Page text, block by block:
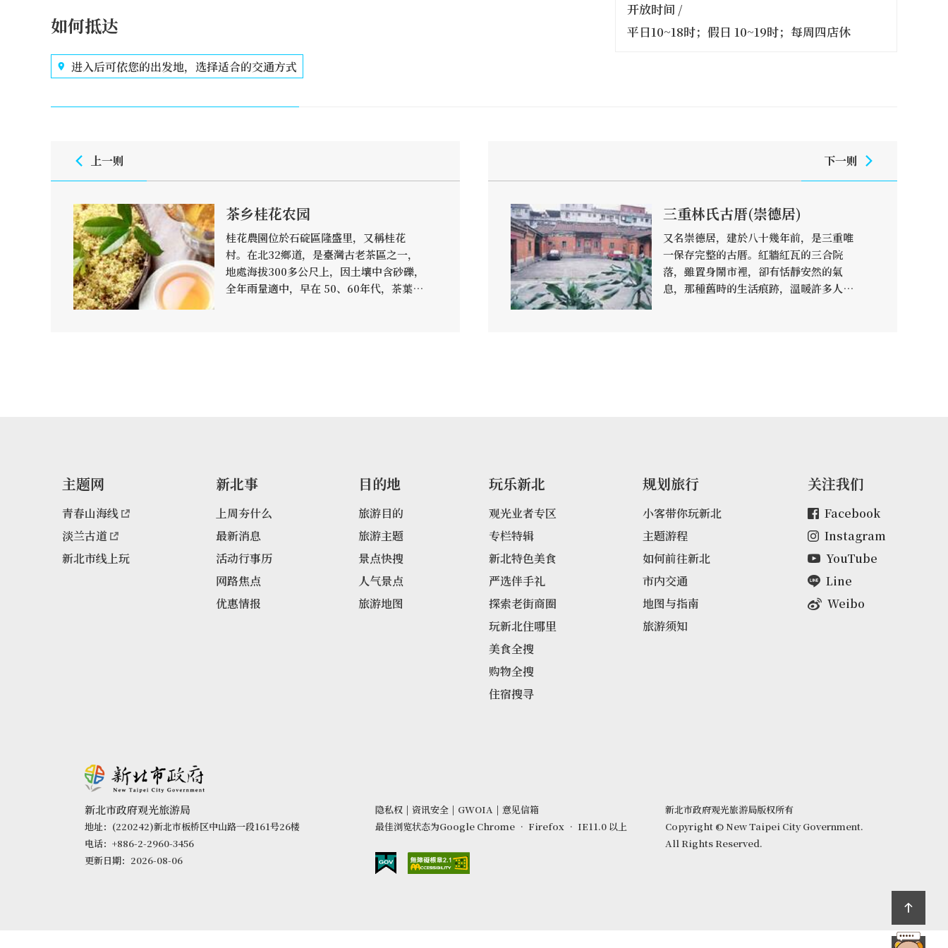
如何抵达
进入后可依您的出发地，选择适合的交通方式
开放时间 /
平日10~18时；假日 10~19时；每周四店休
上一则
茶乡桂花农园
桂花農園位於石碇區隆盛里，又稱桂花
村。在北32鄉道，是臺灣古老茶區之一，
地處海拔300多公尺上，因土壤中含砂礫，
全年雨量適中，早在 50、60年代，茶葉興
前桂花農園除了飲食、品茗之外，還規劃
設置了桂花巷、百年桂花步道。
下一则
三重林氏古厝(崇德居)
又名崇德居，建於八十幾年前，是三重唯
一保存完整的古厝。紅牆紅瓦的三合院
落，雖置身鬧市裡，卻有恬靜安然的氣
息，那種舊時的生活痕跡，溫暖許多人的
主题网
青春山海线
淡兰古道
新北市线上玩
新北事
上周夯什么
最新消息
活动行事历
网路焦点
优惠情报
目的地
旅游目的
旅游主题
景点快搜
人气景点
旅游地图
玩乐新北
观光业者专区
专栏特辑
新北特色美食
严选伴手礼
探索老街商圈
玩新北住哪里
美食全搜
购物全搜
住宿搜寻
规划旅行
小客带你玩新北
主题游程
如何前往新北
市内交通
地图与指南
旅游须知
关注我们
Facebook
Instagram
YouTube
Line
Weibo
新北市政府观光旅游局
地址：(220242)新北市板桥区中山路一段161号26楼
电话：+886-2-2960-3456
更新日期：2026-08-06
隐私权 | 资讯安全 | GWOIA | 意见信箱
最佳浏览状态为Google Chrome ‧ Firefox ‧ IE11.0 以上
新北市政府观光旅游局版权所有
Copyright © New Taipei City Government.
All Rights Reserved.